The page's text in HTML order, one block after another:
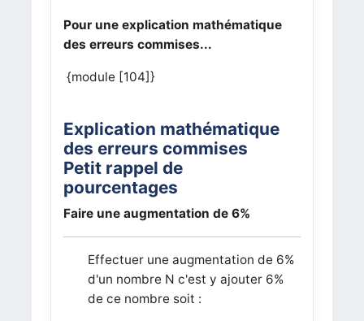
Pour une explication mathématique
des erreurs commises...
{module [104]}
Explication mathématique
des erreurs commises
Petit rappel de
pourcentages
Faire une augmentation de 6%
Effectuer une augmentation de 6%
d'un nombre N c'est y ajouter 6%
de ce nombre soit :